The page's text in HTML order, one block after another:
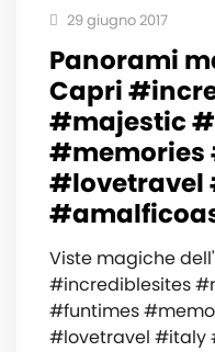
29 giugno 2017
Panorami
Capri
#majestic
#memories
#lovetravel
Viste magiche
#incrediblesites
#funtimes
#lovetravel #italy